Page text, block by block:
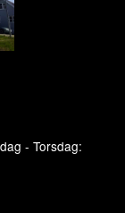
- Torsdag: